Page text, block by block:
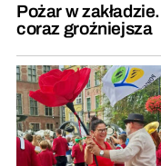
Pożar w
coraz groźniejsza